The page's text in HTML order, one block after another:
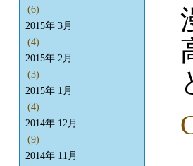
(6)
2015年 3月
(4)
2015年 2月
(3)
2015年 1月
(4)
2014年 12月
(9)
2014年 11月